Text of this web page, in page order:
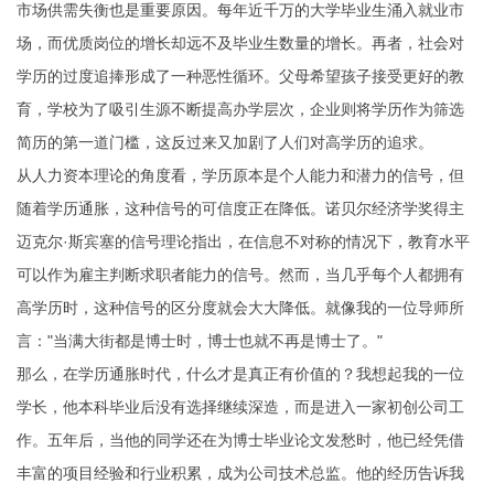
市场供需失衡也是重要原因。每年近千万的大学毕业生涌入就业市
场，而优质岗位的增长却远不及毕业生数量的增长。再者，社会对
学历的过度追捧形成了一种恶性循环。父母希望孩子接受更好的教
育，学校为了吸引生源不断提高办学层次，企业则将学历作为筛选
简历的第一道门槛，这反过来又加剧了人们对高学历的追求。
从人力资本理论的角度看，学历原本是个人能力和潜力的信号，但
随着学历通胀，这种信号的可信度正在降低。诺贝尔经济学奖得主
迈克尔·斯宾塞的信号理论指出，在信息不对称的情况下，教育水平
可以作为雇主判断求职者能力的信号。然而，当几乎每个人都拥有
高学历时，这种信号的区分度就会大大降低。就像我的一位导师所
言："当满大街都是博士时，博士也就不再是博士了。"
那么，在学历通胀时代，什么才是真正有价值的？我想起我的一位
学长，他本科毕业后没有选择继续深造，而是进入一家初创公司工
作。五年后，当他的同学还在为博士毕业论文发愁时，他已经凭借
丰富的项目经验和行业积累，成为公司技术总监。他的经历告诉我